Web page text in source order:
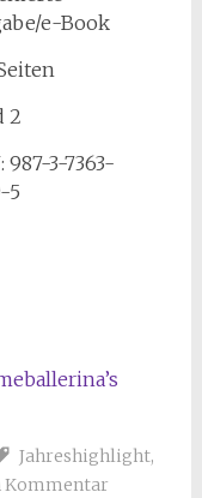
e-Book
2
987-3-7363-
5
Jahreshighlight,
Kommentar